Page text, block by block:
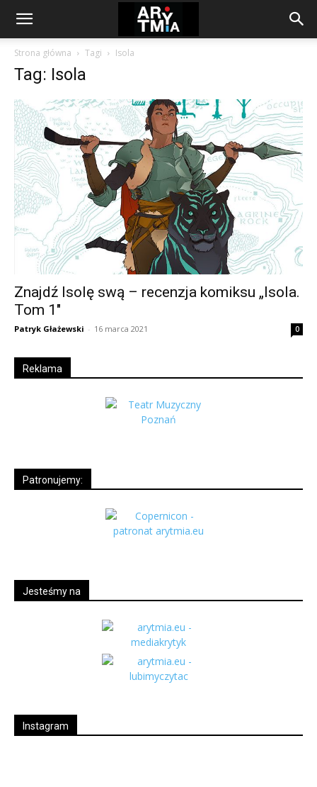
arytmia.eu
Strona główna Tagi Isola
Tag: Isola
Znajdź Isolę swą – recenzja komiksu „Isola.
Tom 1″
Patryk Głażewski - 16 marca 2021 0
Reklama
Patronujemy:
Jesteśmy na
Instagram